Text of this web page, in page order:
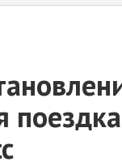
поездка